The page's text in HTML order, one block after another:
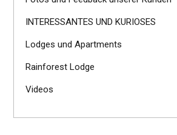
INTERESSANTES UND KURIOSES
Lodges und Apartments
Rainforest Lodge
Videos